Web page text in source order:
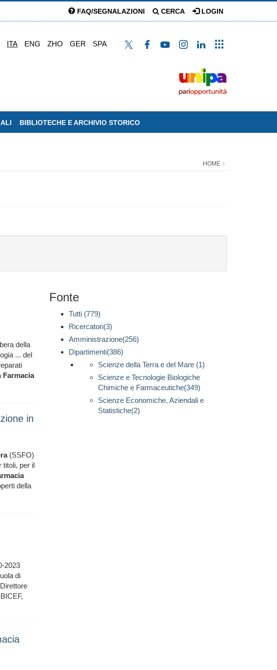
FAQ/SEGNALAZIONI CERCA LOGIN
ITA ENG ZHO GER SPA
BIBLIOTECHE E ARCHIVIO STORICO
HOME
della
... del
Farmacia
in
(SSFO)
titoli, per il
della
2023
di
Fonte
Tutti (779)
Ricercatori(3)
Amministrazione(256)
Dipartimenti(386)
Scienze della Terra e del Mare (1)
Scienze e Tecnologie Biologiche
Chimiche e Farmaceutiche(349)
Scienze Economiche, Aziendali e
Statistiche(2)